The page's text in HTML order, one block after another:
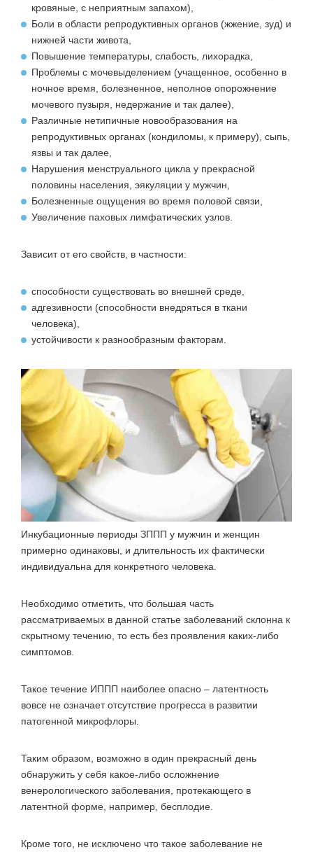
кровяные, с неприятным запахом),
Боли в области репродуктивных органов (жжение, зуд) и
нижней части живота,
Повышение температуры, слабость, лихорадка,
Проблемы с мочевыделением (учащенное, особенно в
ночное время, болезненное, неполное опорожнение
мочевого пузыря, недержание и так далее),
Различные нетипичные новообразования на
репродуктивных органах (кондиломы, к примеру), сыпь,
язвы и так далее,
Нарушения менструального цикла у прекрасной
половины населения, эякуляции у мужчин,
Болезненные ощущения во время половой связи,
Увеличение паховых лимфатических узлов.
Зависит от его свойств, в частности:
способности существовать во внешней среде,
адгезивности (способности внедряться в ткани
человека),
устойчивости к разнообразным факторам.
Инкубационные периоды ЗППП у мужчин и женщин
примерно одинаковы, и длительность их фактически
индивидуальна для конкретного человека.
Необходимо отметить, что большая часть
рассматриваемых в данной статье заболеваний склонна к
скрытному течению, то есть без проявления каких-либо
симптомов.
Такое течение ИППП наиболее опасно – латентность
вовсе не означает отсутствие прогресса в развитии
патогенной микрофлоры.
Таким образом, возможно в один прекрасный день
обнаружить у себя какое-либо осложнение
венерологического заболевания, протекающего в
латентной форме, например, бесплодие.
Кроме того, не исключено что такое заболевание не